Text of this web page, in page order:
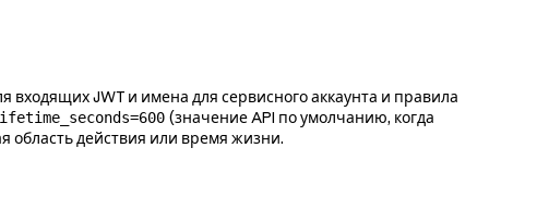
JWT и имена для сервисного аккаунта и правила
(значение API по умолчанию, когда
область действия или время жизни.